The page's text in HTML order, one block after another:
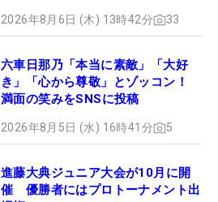
2026年8月6日 (木) 13時42分 33
六車日那乃「本当に素敵」「大好
き」「心から尊敬」とゾッコン！
満面の笑みをSNSに投稿
2026年8月5日 (水) 16時41分 5
進藤大典ジュニア大会が10月に開
催 優勝者にはプロトーナメント出